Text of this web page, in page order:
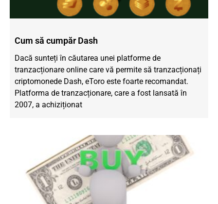
Cum să cumpăr Dash
Dacă sunteți în căutarea unei platforme de
tranzacționare online care vă permite să tranzacționați
criptomonede Dash, eToro este foarte recomandat.
Platforma de tranzacționare, care a fost lansată în
2007, a achiziționat